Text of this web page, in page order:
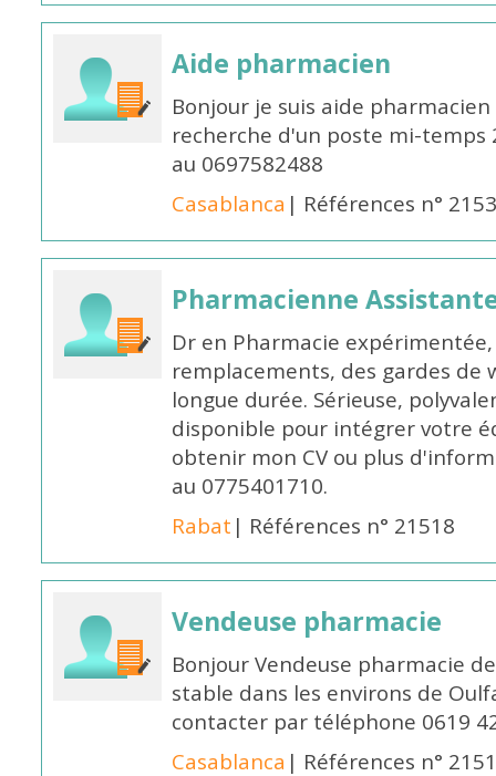
Aide pharmacien
Bonjour je suis aide
recherche d'un poste mi-temps
au 0697582488
Casablanca | Références n°
Pharmacienne
Dr en Pharmacie
remplacements, des gardes de
longue durée. Sérieuse,
disponible pour intégrer votre
obtenir mon CV ou plus
au 0775401710.
Rabat | Références n° 21518
Vendeuse pharmacie
Bonjour Vendeuse pharmacie
stable dans les environs de
contacter par téléphone 0619
Casablanca | Références n°